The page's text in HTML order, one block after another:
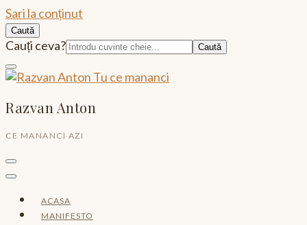
Sari la conținut
Caută
Caută:
Cauți ceva?
Razvan Anton
CE MANANCI AZI
ACASA
MANIFESTO